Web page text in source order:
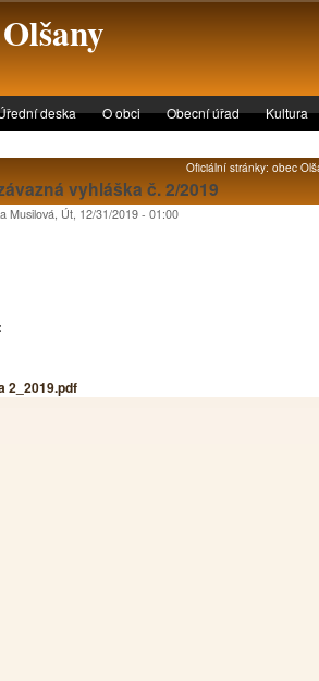
deska O obci Obecní úřad Kultura
vyhláška č. 2/2019
Musilová, Út, 12/31/2019 - 01:00
2_2019.pdf
Oficiální stránky: obec